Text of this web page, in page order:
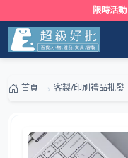
限時活動
首頁 客製/印刷禮品批發